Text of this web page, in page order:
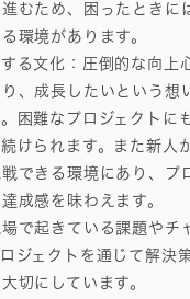
むため、困ったときに
環境があります。
る文化：圧倒的な向上
、成長したいという想
困難なプロジェクトに
けられます。また新人
できる環境にあり、プ
成感を味わえます。
で起きている課題やチ
ジェクトを通じて解決
切にしています。